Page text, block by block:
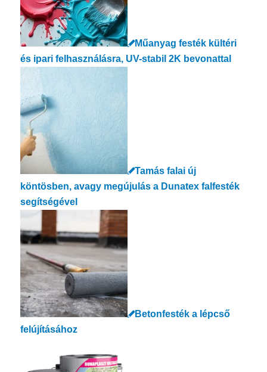
Műanyag festék kültéri
és ipari felhasználásra, UV-stabil 2K bevonattal
Tamás falai új
köntösben, avagy megújulás a Dunatex falfesték
segítségével
Betonfesték a lépcső
felújításához